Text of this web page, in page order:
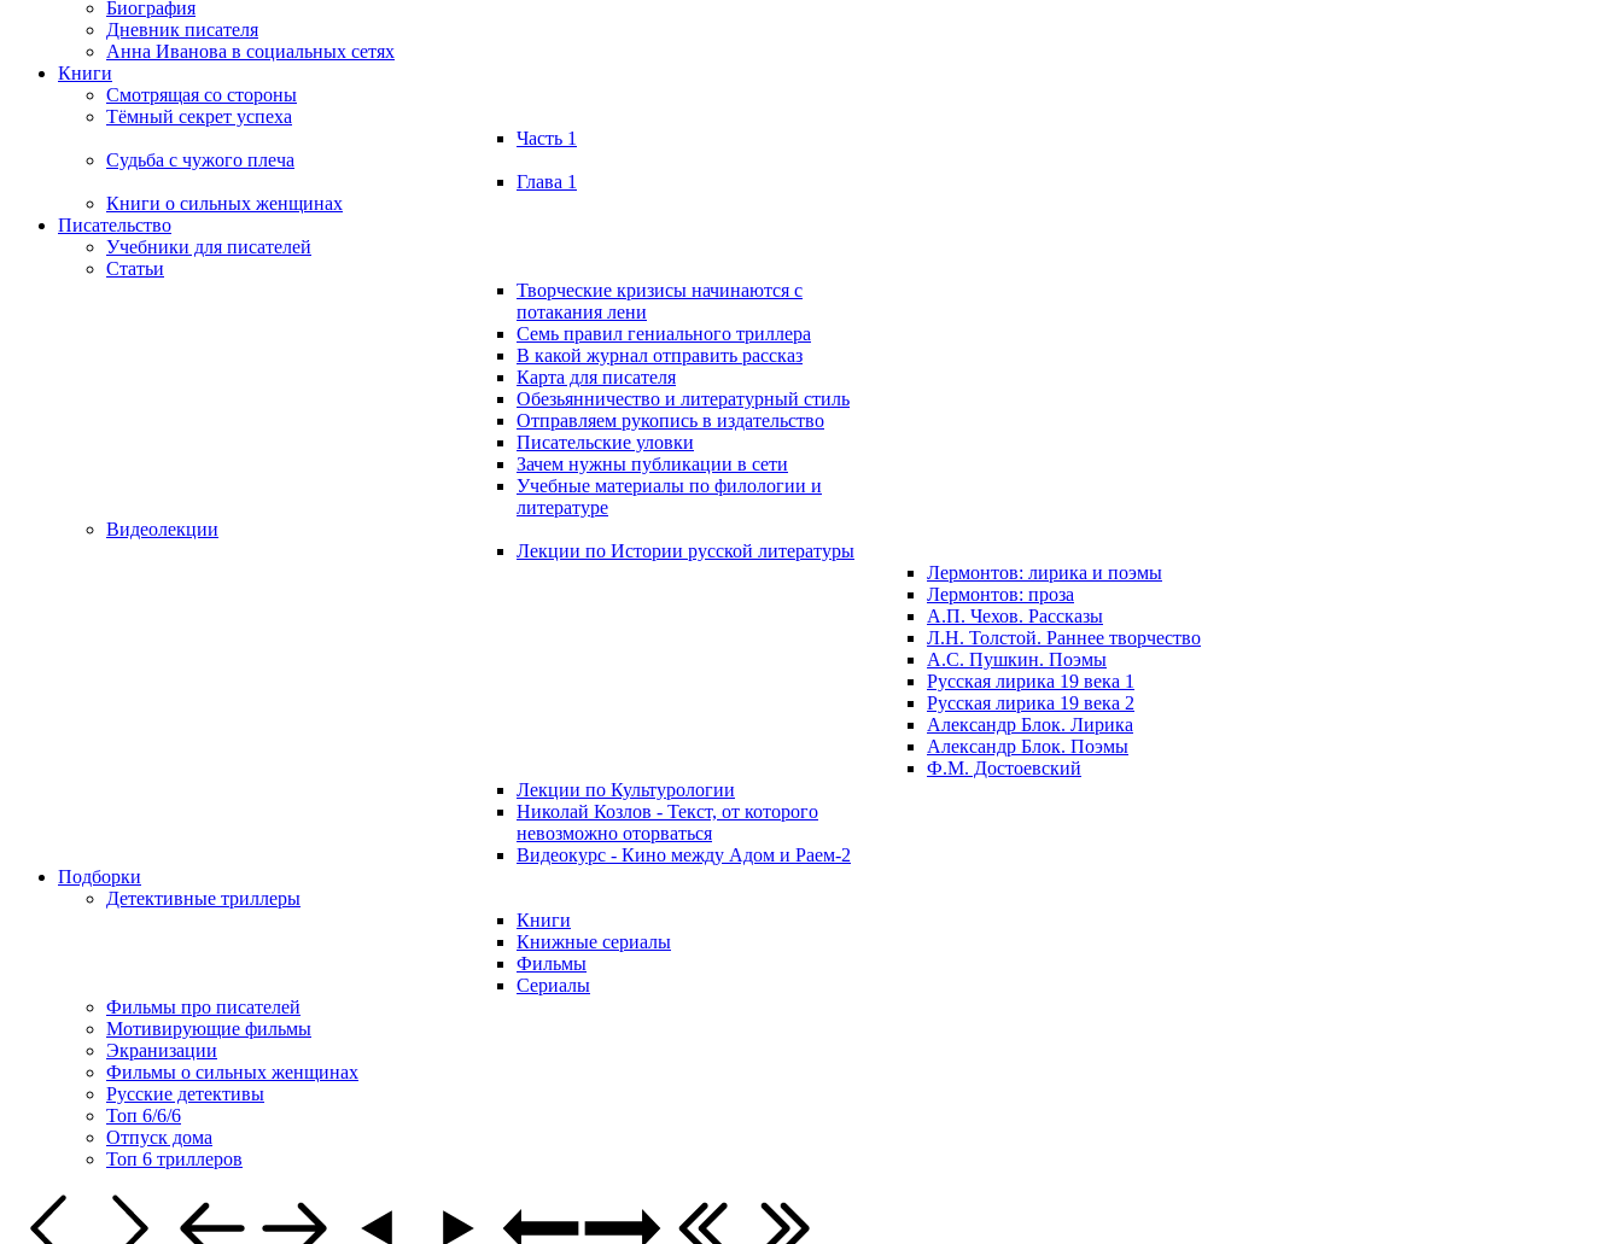
Биография
Дневник писателя
Анна Иванова в социальных сетях
Книги
Смотрящая со стороны
Тёмный секрет успеха
Часть 1
Судьба с чужого плеча
Глава 1
Книги о сильных женщинах
Писательство
Учебники для писателей
Статьи
Творческие кризисы начинаются с
потакания лени
Семь правил гениального триллера
В какой журнал отправить рассказ
Карта для писателя
Обезьянничество и литературный стиль
Отправляем рукопись в издательство
Писательские уловки
Зачем нужны публикации в сети
Учебные материалы по филологии и
литературе
Видеолекции
Лекции по Истории русской литературы
Лермонтов: лирика и поэмы
Лермонтов: проза
А.П. Чехов. Рассказы
Л.Н. Толстой. Раннее творчество
А.С. Пушкин. Поэмы
Русская лирика 19 века 1
Русская лирика 19 века 2
Александр Блок. Лирика
Александр Блок. Поэмы
Ф.М. Достоевский
Лекции по Культурологии
Николай Козлов - Текст, от которого
невозможно оторваться
Видеокурс - Кино между Адом и Раем-2
Подборки
Детективные триллеры
Книги
Книжные сериалы
Фильмы
Сериалы
Фильмы про писателей
Мотивирующие фильмы
Экранизации
Фильмы о сильных женщинах
Русские детективы
Топ 6/6/6
Отпуск дома
Топ 6 триллеров